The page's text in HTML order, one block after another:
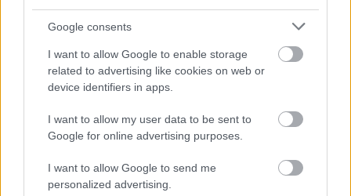
Google consents
I want to allow Google to enable storage
related to advertising like cookies on web or
device identifiers in apps.
I want to allow my user data to be sent to
Google for online advertising purposes.
I want to allow Google to send me
personalized advertising.
KDE SA DISKUTUJE
Viete, kedy použiť akú maltu? Spoznajte rozdiely, ktoré
Čakal som podrobný popis zloženia jednotlivých typov
malty a ich použitie v slovenskom prostredí, no dostal
som len pár primitívnych rád o výbere vriec v
stavebninách. Kde sa podel názov a zmysel časopisu
"Urob si sám" ? To skutočne už nemáme na Slovensku
"fachmanov"! Vypadá to tak že za pár rokov nám budú
Prečo z okna robia radiátor a ako to vyriešiť za pár eur?
Ja som to riešil tieniacimi závesmi v interieri.Je to
pohoda.
Akurát ten problém doma riešime na oknách z južnej